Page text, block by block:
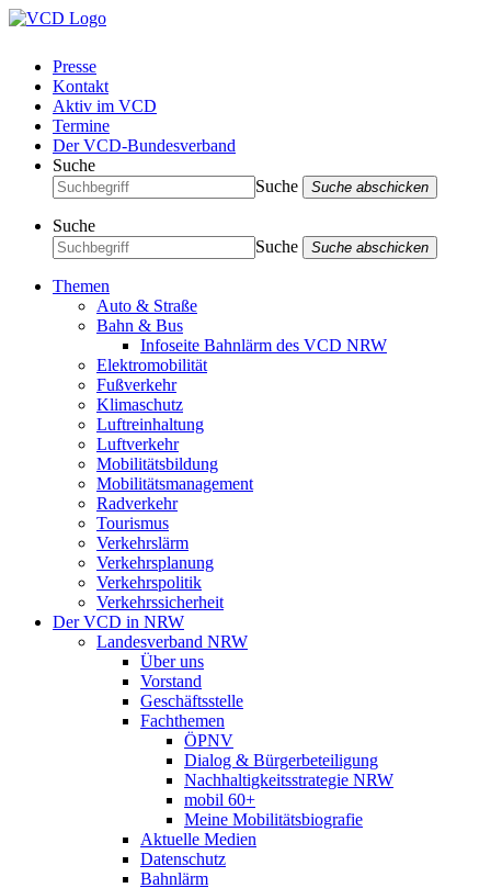
Presse
Kontakt
Aktiv im VCD
Termine
Der VCD-Bundesverband
Suche
Suche
Suche abschicken
Suche
Suche
Suche abschicken
Themen
Auto & Straße
Bahn & Bus
Infoseite Bahnlärm des VCD NRW
Elektromobilität
Fußverkehr
Klimaschutz
Luftreinhaltung
Luftverkehr
Mobilitätsbildung
Mobilitätsmanagement
Radverkehr
Tourismus
Verkehrslärm
Verkehrsplanung
Verkehrspolitik
Verkehrssicherheit
Der VCD in NRW
Landesverband NRW
Über uns
Vorstand
Geschäftsstelle
Fachthemen
ÖPNV
Dialog & Bürgerbeteiligung
Nachhaltigkeitsstrategie NRW
mobil 60+
Meine Mobilitätsbiografie
Aktuelle Medien
Datenschutz
Bahnlärm